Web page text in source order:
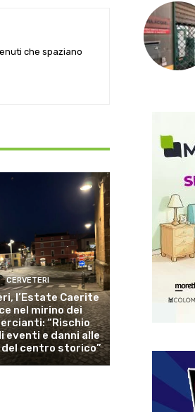
che spaziano
CERVETERI
l’Estate Caerite
nel mirino dei
“Rischio
eventi e danni alle
centro storico”